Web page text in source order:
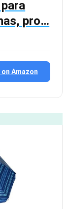
pro…
on Amazon